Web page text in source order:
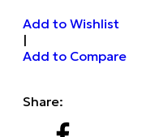
Add to Wishlist
|
Add to Compare
Share: